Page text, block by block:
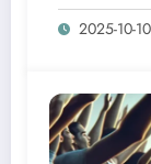
2025-10-10